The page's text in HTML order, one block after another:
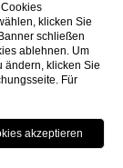
BUCHEN
(PD)
klicken Sie
schließen
ablehnen. Um
ändern, klicken Sie
Für